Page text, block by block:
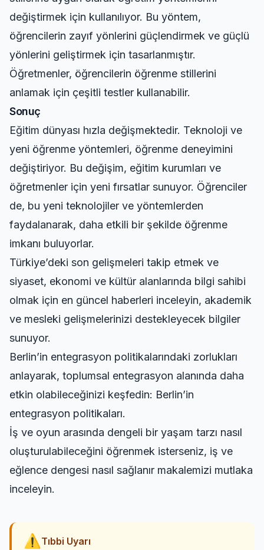
değiştirmek için kullanılıyor. Bu yöntem,
öğrencilerin zayıf yönlerini güçlendirmek ve güçlü
yönlerini geliştirmek için tasarlanmıştır.
Öğretmenler, öğrencilerin öğrenme stillerini
anlamak için çeşitli testler kullanabilir.
Sonuç
Eğitim dünyası hızla değişmektedir. Teknoloji ve
yeni öğrenme yöntemleri, öğrenme deneyimini
değiştiriyor. Bu değişim, eğitim kurumları ve
öğretmenler için yeni fırsatlar sunuyor. Öğrenciler
de, bu yeni teknolojiler ve yöntemlerden
faydalanarak, daha etkili bir şekilde öğrenme
imkanı buluyorlar.
Türkiye’deki son gelişmeleri takip etmek ve
siyaset, ekonomi ve kültür alanlarında bilgi sahibi
olmak için en güncel haberleri inceleyin, akademik
ve mesleki gelişmelerinizi destekleyecek bilgiler
sunuyor.
Berlin’in entegrasyon politikalarındaki zorlukları
anlayarak, toplumsal entegrasyon alanında daha
etkin olabileceğinizi keşfedin: Berlin’in
entegrasyon politikaları.
İş ve oyun arasında dengeli bir yaşam tarzı nasıl
oluşturulabileceğini öğrenmek isterseniz, iş ve
eğlence dengesi nasıl sağlanır makalemizi mutlaka
inceleyin.
⚠ Tıbbi Uyarı